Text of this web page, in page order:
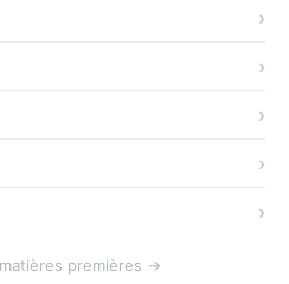
premières →